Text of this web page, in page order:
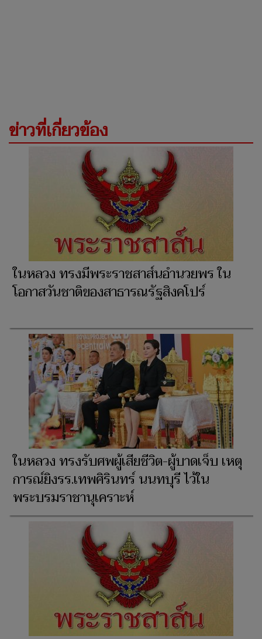
ข่าวที่เกี่ยวข้อง
ในหลวง ทรงมีพระราชสาส์นอำนวยพร ใน
โอกาสวันชาติของสาธารณรัฐสิงคโปร์
ในหลวง ทรงรับศพผู้เสียชีวิต-ผู้บาดเจ็บ เหตุ
การณ์ยิงรร.เทพศิรินทร์ นนทบุรี ไว้ใน
พระบรมราชานุเคราะห์